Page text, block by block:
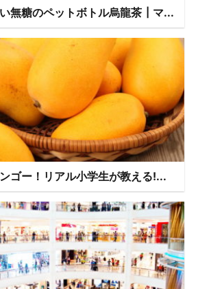
無糖のペットボトル烏龍茶┃マ...
ゴー！リアル小学生が教える!...